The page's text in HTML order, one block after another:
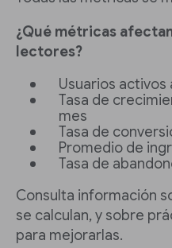
¿Qué métricas
lectores?
Usuarios activos
Tasa de
mes
Tasa de
Promedio de
Tasa de
Consulta información
se calculan, y sobre
para mejorarlas.